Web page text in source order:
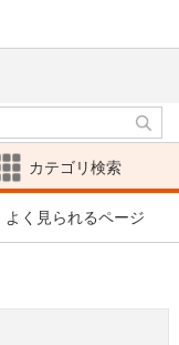
カテゴリ検索
よく見られるページ